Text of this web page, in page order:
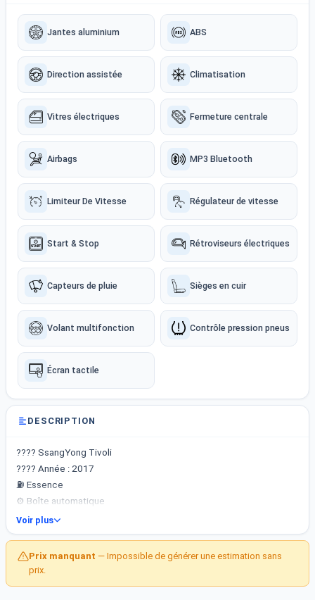
Jantes aluminium ABS
Direction assistée Climatisation
Vitres électriques Fermeture centrale
Airbags MP3 Bluetooth
Limiteur De Vitesse Régulateur de vitesse
Start & Stop Rétroviseurs électriques
Capteurs de pluie Sièges en cuir
Volant multifonction Contrôle pression pneus
Écran tactile
DESCRIPTION
???? SsangYong Tivoli
???? Année : 2017
⛽ Essence
⚙️ Boîte automatique
✅ Compacte, confortable et économique
✅ Idéale pour la ville et les longs trajets
Voir plus
Prix manquant — Impossible de générer une estimation sans
prix.